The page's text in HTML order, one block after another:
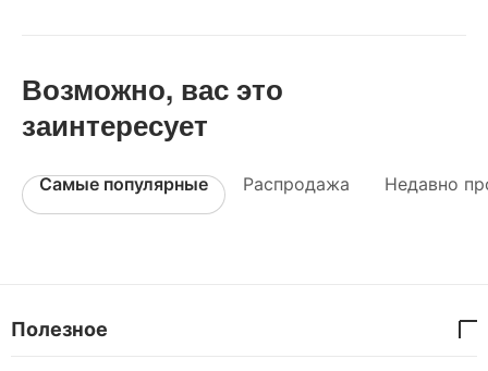
Возможно, вас это
заинтересует
Самые популярные Распродажа Недавно
Полезное